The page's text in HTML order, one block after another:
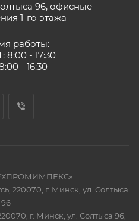
96, офисные
1-го этажа
работы:
8:00 - 17:30
- 16:30
220070, г. Минск, ул. Солтыса
96
г. Минск, ул. Солтыса 96,